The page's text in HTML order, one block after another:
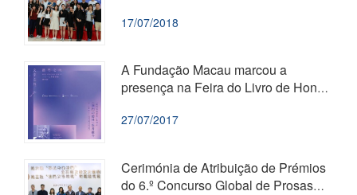
17/07/2018
A Fundação Macau marcou a
presença na Feira do Livro de Hong
Ieong ...
27/07/2017
Cerimónia de Atribuição de Prémios
do 6.º Concurso Global de Prosas